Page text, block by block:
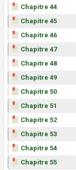
Chapitre 44
Chapitre 45
Chapitre 46
Chapitre 47
Chapitre 48
Chapitre 49
Chapitre 50
Chapitre 51
Chapitre 52
Chapitre 53
Chapitre 54
Chapitre 55